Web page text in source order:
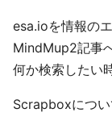
esa.ioを情報の
MindMup2記事
何か検索したい
Scrapboxにつ